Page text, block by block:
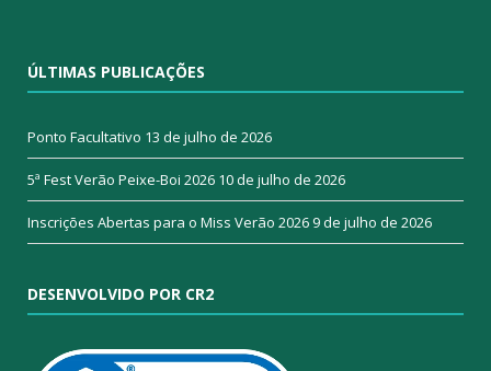
ÚLTIMAS PUBLICAÇÕES
Ponto Facultativo 13 de julho de 2026
5ª Fest Verão Peixe-Boi 2026 10 de julho de 2026
Inscrições Abertas para o Miss Verão 20269 de julho de 2026
DESENVOLVIDO POR CR2